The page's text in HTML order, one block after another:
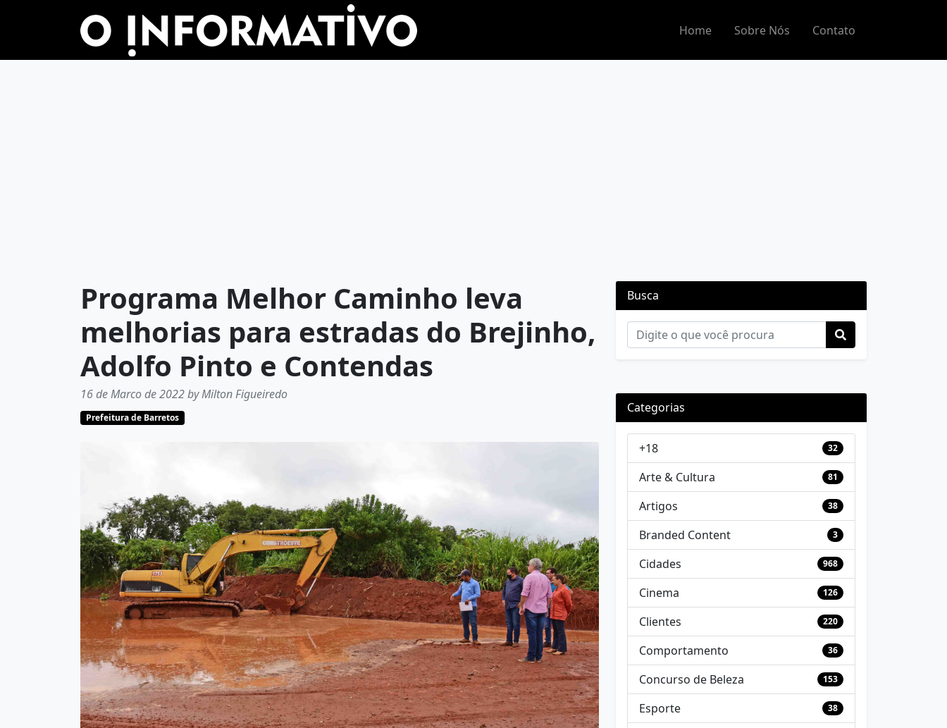
Home Sobre Nós Contato
Programa Melhor Caminho leva
melhorias para estradas do Brejinho,
Adolfo Pinto e Contendas
16 de Marco de 2022 by Milton Figueiredo
Prefeitura de Barretos
Busca
Categorias
+18 32
Arte & Cultura 81
Artigos 38
Branded Content 3
Cidades 968
Cinema 126
Clientes 220
Comportamento 36
Concurso de Beleza 153
Esporte 38